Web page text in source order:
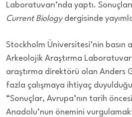
Laboratuvarı’nda yaptı.
Current Biologydergisinde
Stockholm Üniversitesi’nin basın
Arkeolojik Araştırma
araştırma direktörü olan Anders
fazla çalışmaya ihtiyaç
“Sonuçlar, Avrupa’nın tarih
Anadolu’nun önemini